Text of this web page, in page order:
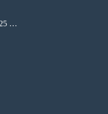
DAMA collection 2025 盛夏号